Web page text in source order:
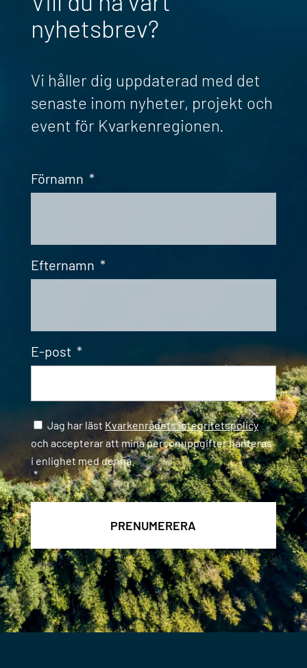
nyhetsbrev?
Vi håller dig uppdaterad med det
senaste inom nyheter, projekt och
event för Kvarkenregionen.
Förnamn *
Efternamn *
E-post *
Samtycke *
Jag har läst Kvarkenrådets integritetspolicy
och accepterar att mina personuppgifter hanteras
i enlighet med denna.
*